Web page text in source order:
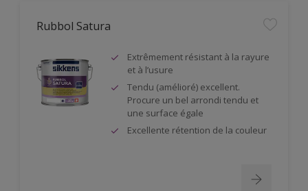
Rubbol Satura
Extrêmement résistant à la rayure
et à l’usure
Tendu (amélioré) excellent.
Procure un bel arrondi tendu et
une surface égale
Excellente rétention de la couleur